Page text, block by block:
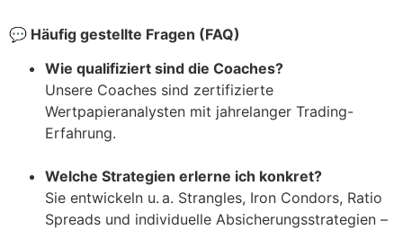
💬 Häufig gestellte Fragen (FAQ)
Wie qualifiziert sind die Coaches?
Unsere Coaches sind zertifizierte
Wertpapieranalysten mit jahrelanger Trading-
Erfahrung.
Welche Strategien erlerne ich konkret?
Sie entwickeln u. a. Strangles, Iron Condors, Ratio
Spreads und individuelle Absicherungsstrategien –